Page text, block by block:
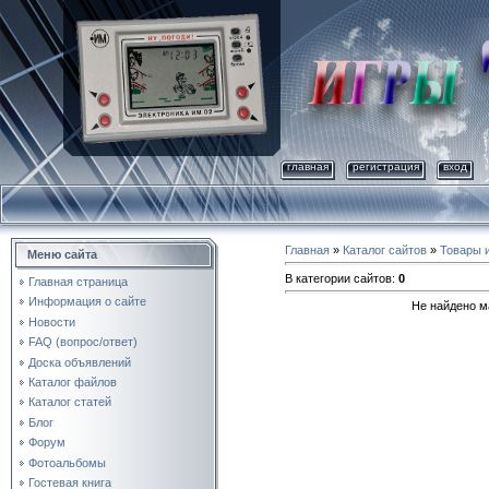
главная регистрация вход
Меню сайта
Главная страница
Информация о сайте
Новости
FAQ (вопрос/ответ)
Доска объявлений
Каталог файлов
Каталог статей
Блог
Форум
Фотоальбомы
Гостевая книга
Главная » Каталог сайтов » Товары
В категории сайтов: 0
Не найдено